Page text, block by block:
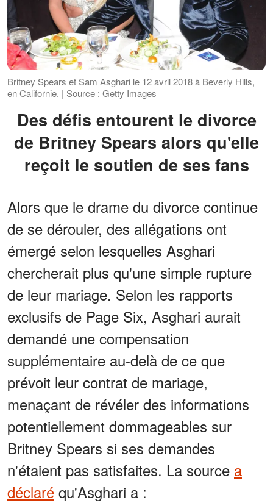
Britney Spears et Sam Asghari le 12 avril 2018 à Beverly Hills,
en Californie. | Source : Getty Images
Des défis entourent le divorce
de Britney Spears alors qu'elle
reçoit le soutien de ses fans
Alors que le drame du divorce continue
de se dérouler, des allégations ont
émergé selon lesquelles Asghari
chercherait plus qu'une simple rupture
de leur mariage. Selon les rapports
exclusifs de Page Six, Asghari aurait
demandé une compensation
supplémentaire au-delà de ce que
prévoit leur contrat de mariage,
menaçant de révéler des informations
potentiellement dommageables sur
Britney Spears si ses demandes
n'étaient pas satisfaites. La source a
déclaré qu'Asghari a :